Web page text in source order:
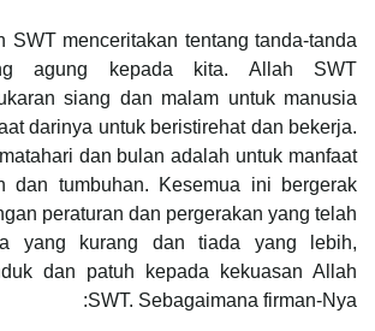
SWT menceritakan tentang tanda-tanda
agung kepada kita. Allah SWT
siang dan malam untuk manusia
darinya untuk beristirehat dan bekerja.
dan bulan adalah untuk manfaat
dan tumbuhan. Kesemua ini bergerak
peraturan dan pergerakan yang telah
yang kurang dan tiada yang lebih,
dan patuh kepada kekuasan Allah
SWT. Sebagaimana firman-Nya: